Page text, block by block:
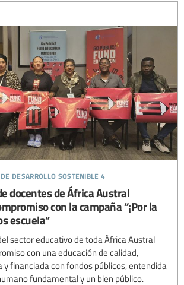
desarrollo sostenible 4
docentes de África Austral
con la campaña “¡Por la
escuela”
sector educativo de toda África Austral
con una educación de calidad,
y financiada con fondos públicos, entendida
fundamental y un bien público.